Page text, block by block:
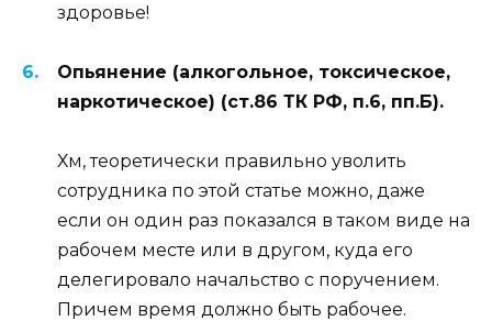
здоровье!
Опьянение (алкогольное, токсическое,
наркотическое) (ст.86 ТК РФ, п.6, пп.Б).
Хм, теоретически правильно уволить
сотрудника по этой статье можно, даже
если он один раз показался в таком виде на
рабочем месте или в другом, куда его
делегировало начальство с поручением.
Причем время должно быть рабочее.